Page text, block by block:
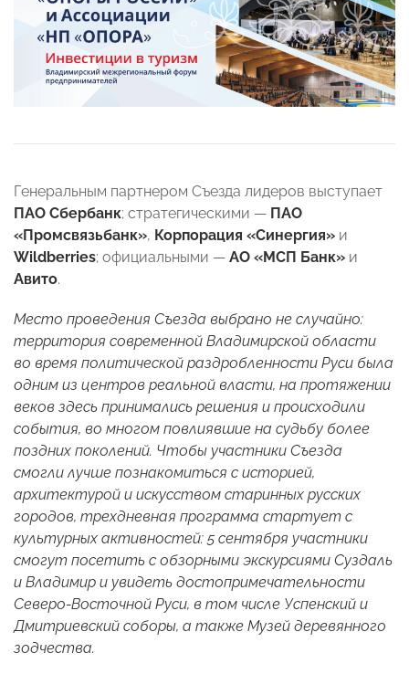
Генеральным партнером Съезда лидеров выступает
ПАО Сбербанк; стратегическими — ПАО
«Промсвязьбанк», Корпорация «Синергия» и
Wildberries; официальными — АО «МСП Банк» и
Авито.
Место проведения Съезда выбрано не случайно:
территория современной Владимирской области
во время политической раздробленности Руси была
одним из центров реальной власти, на протяжении
веков здесь принимались решения и происходили
события, во многом повлиявшие на судьбу более
поздних поколений. Чтобы участники Съезда
смогли лучше познакомиться с историей,
архитектурой и искусством старинных русских
городов, трехдневная программа стартует с
культурных активностей: 5 сентября участники
смогут посетить с обзорными экскурсиями Суздаль
и Владимир и увидеть достопримечательности
Северо-Восточной Руси, в том числе Успенский и
Дмитриевский соборы, а также Музей деревянного
зодчества.